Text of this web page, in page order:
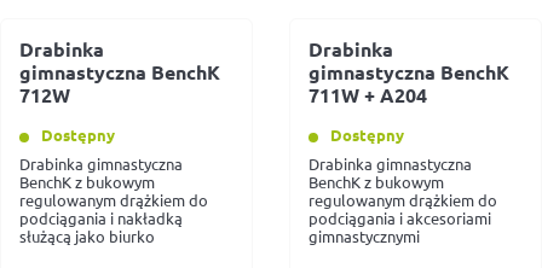
Drabinka
gimnastyczna BenchK
712W
Dostępny
Drabinka gimnastyczna
BenchK z bukowym
regulowanym drążkiem do
podciągania i nakładką
służącą jako biurko
Drabinka
gimnastyczna BenchK
711W + A204
Dostępny
Drabinka gimnastyczna
BenchK z bukowym
regulowanym drążkiem do
podciągania i akcesoriami
gimnastycznymi